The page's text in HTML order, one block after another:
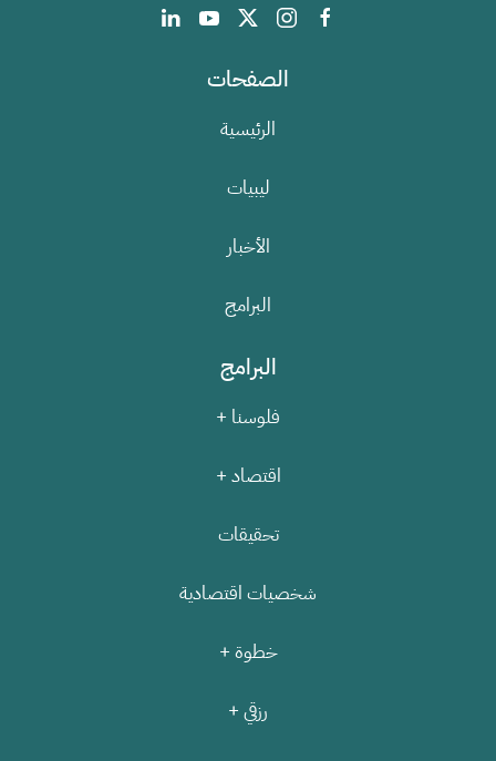
الصفحات
الرئيسية
ليبيات
الأخبار
البرامج
البرامج
فلوسنا +
اقتصاد +
تحقيقات
شخصيات اقتصادية
خطوة +
رزقي +